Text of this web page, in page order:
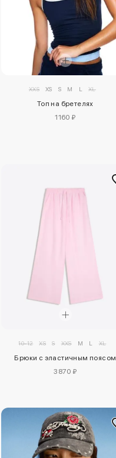
XXS XS S M L XL
Топ на бретелях
1160 ₽
10-12 XS S XXS M L XL
Брюки с эластичным поясом
3870 ₽